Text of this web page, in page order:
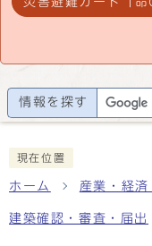
情報を探す
現在位置
ホーム 産業・経済
建築確認・審査・届出